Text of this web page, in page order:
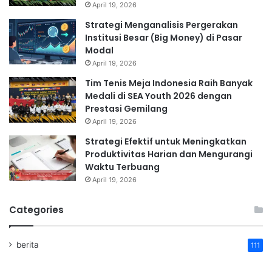
April 19, 2026
Strategi Menganalisis Pergerakan
Institusi Besar (Big Money) di Pasar
Modal
April 19, 2026
Tim Tenis Meja Indonesia Raih Banyak
Medali di SEA Youth 2026 dengan
Prestasi Gemilang
April 19, 2026
Strategi Efektif untuk Meningkatkan
Produktivitas Harian dan Mengurangi
Waktu Terbuang
April 19, 2026
Categories
berita 111